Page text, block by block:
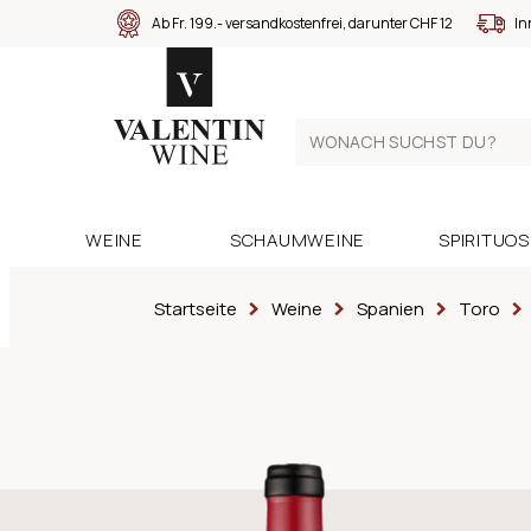
Ab Fr. 199.- versandkostenfrei, darunter CHF 12
WEINE SCHAUMWEINE
Startseite Weine Spanien Toro